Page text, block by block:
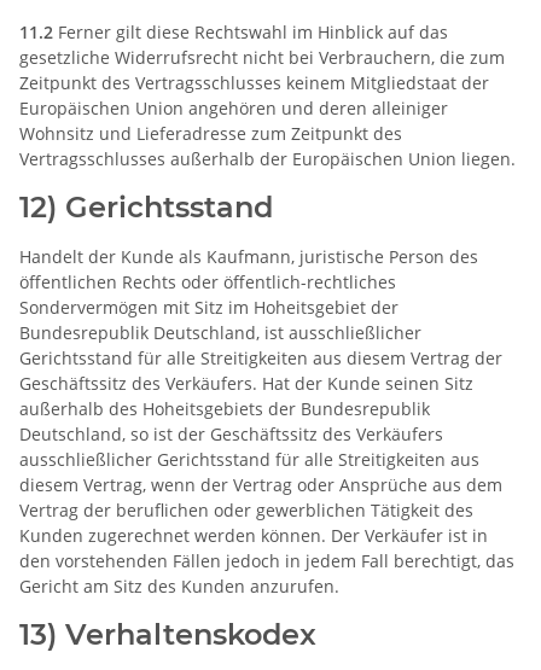
11.2 Ferner gilt diese Rechtswahl im Hinblick auf das
gesetzliche Widerrufsrecht nicht bei Verbrauchern, die zum
Zeitpunkt des Vertragsschlusses keinem Mitgliedstaat der
Europäischen Union angehören und deren alleiniger
Wohnsitz und Lieferadresse zum Zeitpunkt des
Vertragsschlusses außerhalb der Europäischen Union liegen.
12) Gerichtsstand
Handelt der Kunde als Kaufmann, juristische Person des
öffentlichen Rechts oder öffentlich-rechtliches
Sondervermögen mit Sitz im Hoheitsgebiet der
Bundesrepublik Deutschland, ist ausschließlicher
Gerichtsstand für alle Streitigkeiten aus diesem Vertrag der
Geschäftssitz des Verkäufers. Hat der Kunde seinen Sitz
außerhalb des Hoheitsgebiets der Bundesrepublik
Deutschland, so ist der Geschäftssitz des Verkäufers
ausschließlicher Gerichtsstand für alle Streitigkeiten aus
diesem Vertrag, wenn der Vertrag oder Ansprüche aus dem
Vertrag der beruflichen oder gewerblichen Tätigkeit des
Kunden zugerechnet werden können. Der Verkäufer ist in
den vorstehenden Fällen jedoch in jedem Fall berechtigt, das
Gericht am Sitz des Kunden anzurufen.
13) Verhaltenskodex